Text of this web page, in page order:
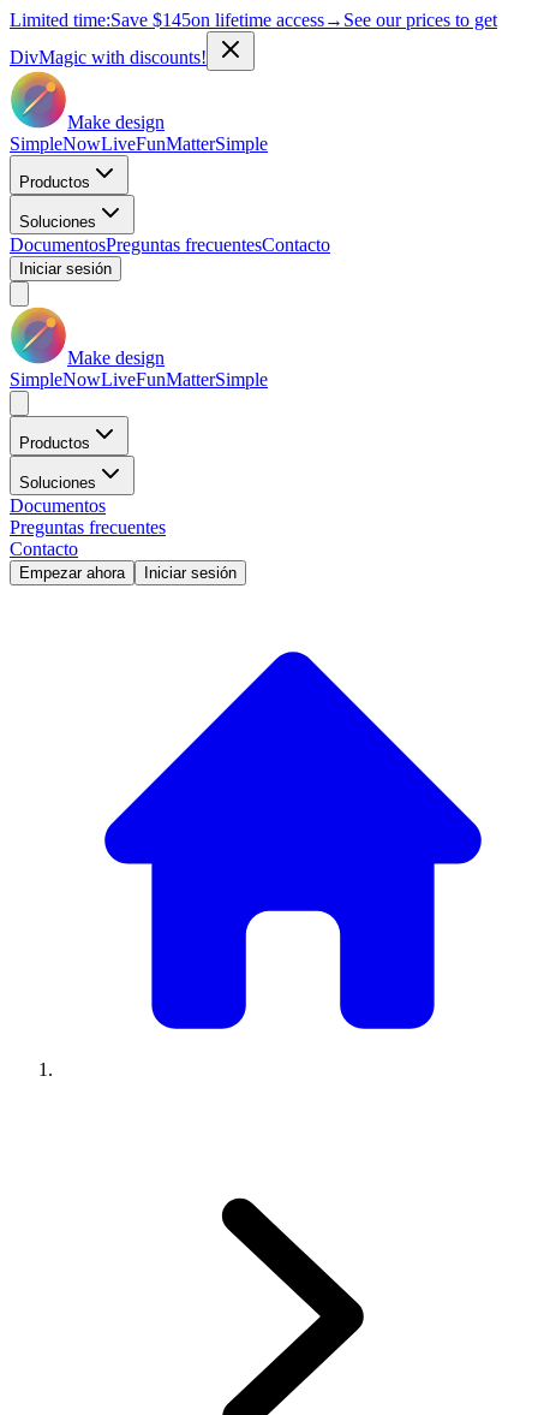
Limited time:Save $145on lifetime access→ See our prices to get
DivMagic with discounts!
Make design
SimpleNowLiveFunMatterSimple
Productos
Soluciones
DocumentosPreguntas frecuentesContacto
Iniciar sesión
Make design
SimpleNowLiveFunMatterSimple
Productos
Soluciones
Documentos
Preguntas frecuentes
Contacto
Empezar ahora Iniciar sesión